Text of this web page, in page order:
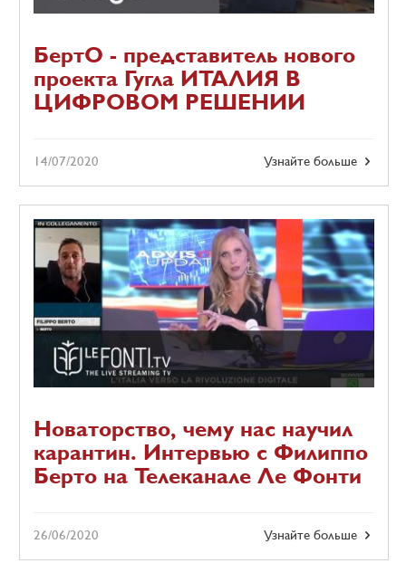
БертО - представитель нового
проекта Гугла ИТАЛИЯ В
ЦИФРОВОМ РЕШЕНИИ
Узнайте больше
14/07/2020
Новаторство, чему нас научил
карантин. Интервью с Филиппо
Берто на Телеканале Ле Фонти
Узнайте больше
26/06/2020